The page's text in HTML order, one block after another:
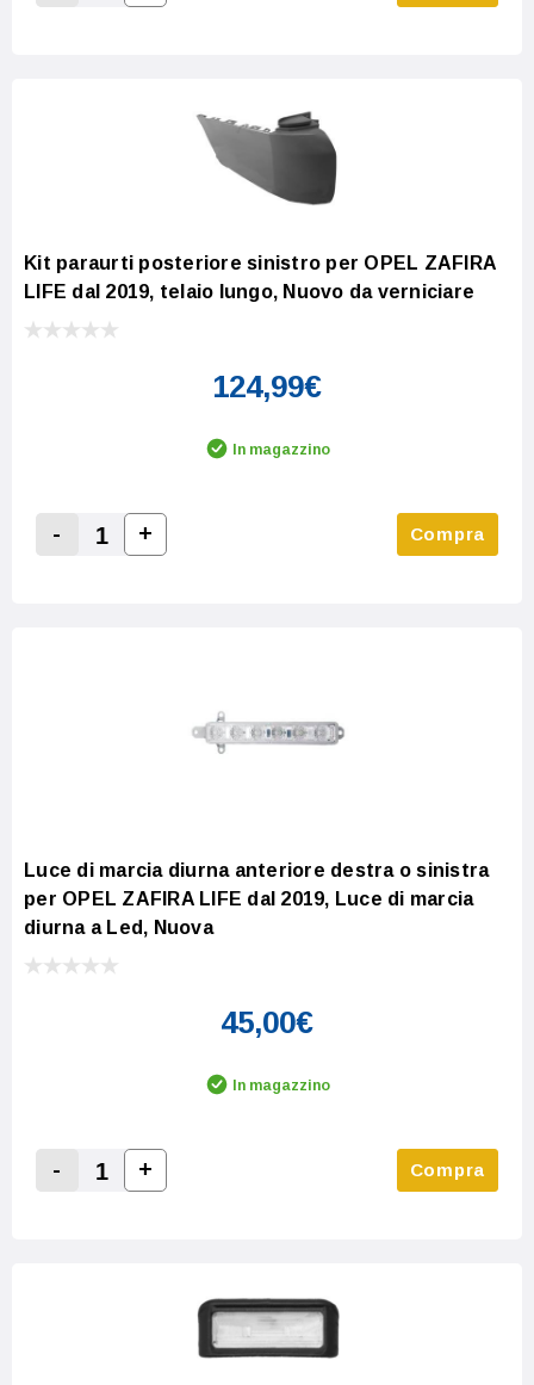
Decrease Quantity:
Increase Quantity:
Kit paraurti posteriore sinistro per OPEL ZAFIRA
LIFE dal 2019, telaio lungo, Nuovo da verniciare
124,99€
In magazzino
Decrease Quantity:
-
Increase Quantity:
+ Compra
Luce di marcia diurna anteriore destra o sinistra
per OPEL ZAFIRA LIFE dal 2019, Luce di marcia
diurna a Led, Nuova
45,00€
In magazzino
Decrease Quantity:
-
Increase Quantity:
+ Compra